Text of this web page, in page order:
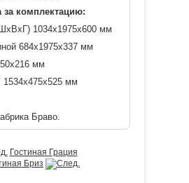
за комплектацию:
1034х1975х600 мм
684х1975х337 мм
мм
1534х475х525 мм
Браво.
Гостиная Грация
Бриз